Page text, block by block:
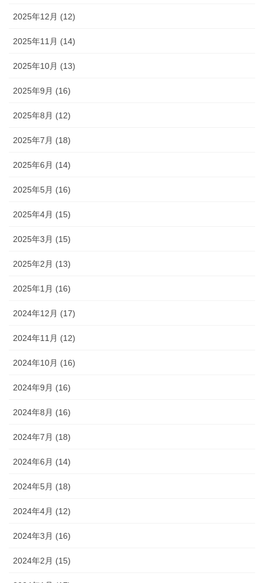
2025年12月 (12)
2025年11月 (14)
2025年10月 (13)
2025年9月 (16)
2025年8月 (12)
2025年7月 (18)
2025年6月 (14)
2025年5月 (16)
2025年4月 (15)
2025年3月 (15)
2025年2月 (13)
2025年1月 (16)
2024年12月 (17)
2024年11月 (12)
2024年10月 (16)
2024年9月 (16)
2024年8月 (16)
2024年7月 (18)
2024年6月 (14)
2024年5月 (18)
2024年4月 (12)
2024年3月 (16)
2024年2月 (15)